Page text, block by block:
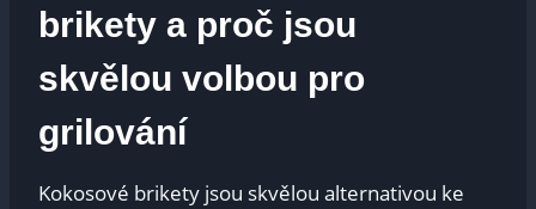
brikety a proč jsou
skvělou volbou pro
grilování
Kokosové brikety jsou skvělou alternativou ke